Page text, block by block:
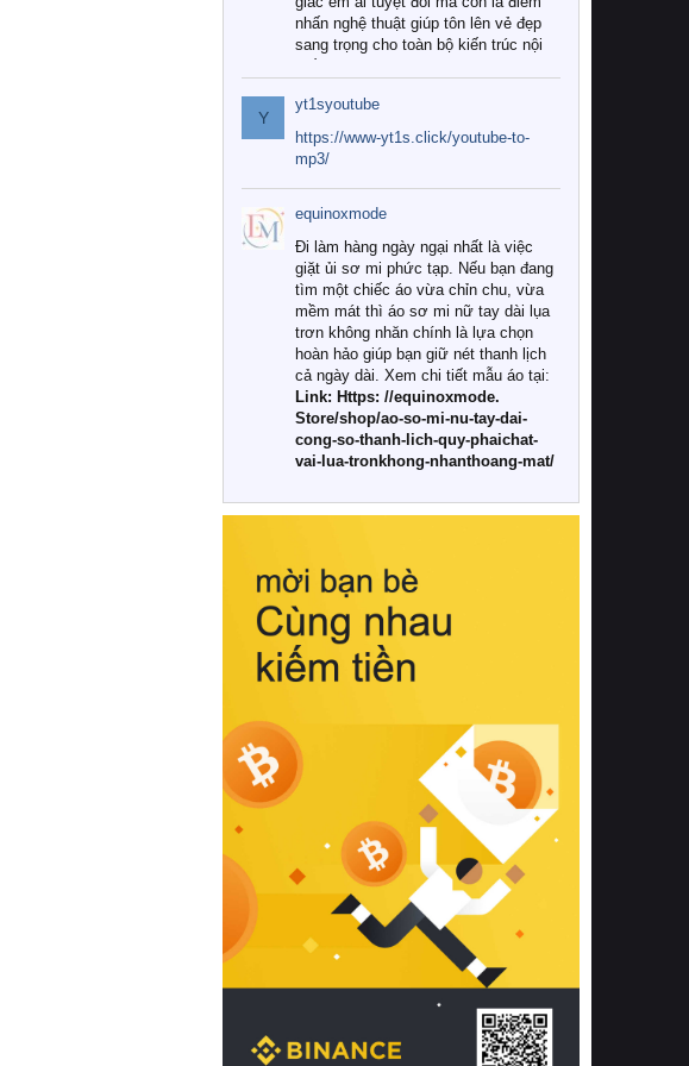
nhấn nghệ thuật giúp tôn lên vẻ đẹp
sang trọng cho toàn bộ kiến trúc nội
Tuy nhiên, giữa thị trường đa dạng
với vô vàn thương hiệu và mẫu mã
như hiện nay, làm thế nào để chọn
được những bộ chăn ga gối đệm cao
cấp thực sự chất lượng, phù hợp với
khí hậu và nhu cầu sử dụng của gia
đình? Hãy cùng chúng tôi đi tìm lời
giải đáp chi tiết qua bài viết dưới đây.
1. Tại sao các gia đình hiện đại lại ưa
chuộng chăn ga gối đệm cao cấp?
Khác với các dòng sản phẩm thông
thường, những bộ chăn ga gối đệm
cao cấp trải qua quy trình sản xuất
nghiêm ngặt từ khâu chọn lọc nguyên
liệu tự nhiên đến công nghệ dệt
nhuộm hiện đại không chứa hóa chất
này, bạn sẽ cảm nhận rõ rệt sự khác
hồi chuẩn xác của phần đệm nâng đỡ
cột sống.
Bên cạnh đó, việc lựa chọn các dòng
sản phẩm đạt chuẩn chất lượng quốc
tế còn giúp ngăn ngừa tình trạng kích
khuẩn và nấm mốc trong điều kiện
thời tiết nóng ẩm. Bạn có thể tìm hiểu
thêm các nghiên cứu khoa học về tác
động của giấc ngủ và môi trường
phòng ngủ đối với sức khỏe con
người tại Sleep Foundation (External
Link) để có cái nhìn toàn diện hơn.
2. Các tiêu chí vàng khi lựa chọn
chăn ga gối đệm cao cấp cho phòng
ngủ
Để sở hữu một bộ chăn ga gối đệm
cao cấp hoàn hảo cả về thẩm mỹ lẫn
công năng, người tiêu dùng cần cân
nhắc kỹ lưỡng các tiêu chí quan trọng
Y
yt1syoutube
https://www-yt1s.click/youtube-to-
mp3/
equinoxmode
Đi làm hàng ngày ngại nhất là việc
giặt ủi sơ mi phức tạp. Nếu bạn đang
tìm một chiếc áo vừa chỉn chu, vừa
mềm mát thì áo sơ mi nữ tay dài lụa
trơn không nhăn chính là lựa chọn
hoàn hảo giúp bạn giữ nét thanh lịch
cả ngày dài. Xem chi tiết mẫu áo tại:
Link: Https: //equinoxmode.
Store/shop/ao-so-mi-nu-tay-dai-
cong-so-thanh-lich-quy-phaichat-
vai-lua-tronkhong-nhanthoang-mat/